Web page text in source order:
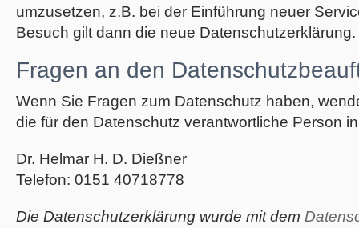
umzusetzen, z.B. bei der Einführung neuer
Besuch gilt dann die neue Datenschutzerklärung.
Fragen an den
Wenn Sie Fragen zum Datenschutz haben,
die für den Datenschutz verantwortliche Person
Dr. Helmar H. D. Dießner
Telefon: 0151 40718778
Die Datenschutzerklärung wurde mit dem